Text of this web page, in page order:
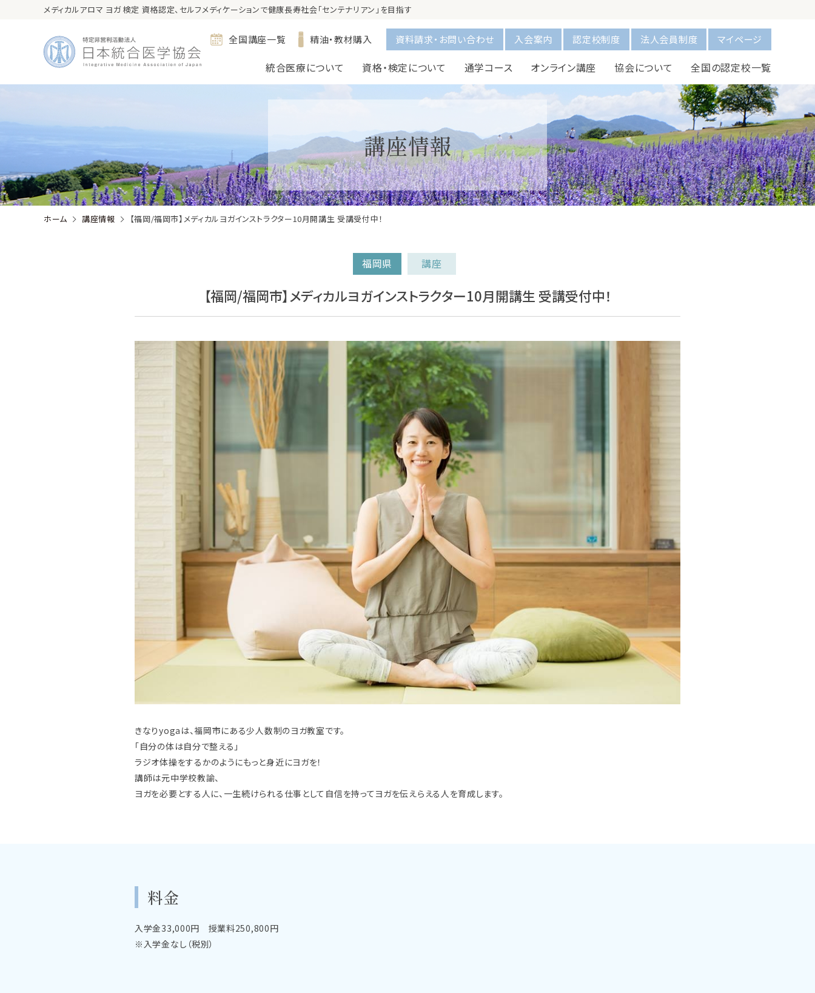
メディカルアロマ ヨガ 検定 資格認定、セルフメディケーションで健康長寿社会「センテナリアン」を目指す
統合医療について 資格・検定について 通学コース オンライン講座 協会について 全国の認定校一覧
全国講座一覧 精油・教材購入 資料請求・お問い合わせ 入会案内 認定校制度 法人会員制度 マイページ
講座情報
ホーム 講座情報 【福岡/福岡市】メディカルヨガインストラクター10月開講生 受講受付中！
福岡県 講座
【福岡/福岡市】メディカルヨガインストラクター10月開講生 受講受付中！
きなりyogaは、福岡市にある少人数制のヨガ教室です。
「自分の体は自分で整える」
ラジオ体操をするかのようにもっと身近にヨガを！
講師は元中学校教諭、
ヨガを必要とする人に、一生続けられる仕事として自信を持ってヨガを伝えらえる人を育成します。
料金
入学金33,000円 授業料250,800円
※入学金なし（税別）